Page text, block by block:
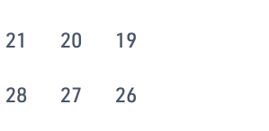
19
20
21
26
27
28